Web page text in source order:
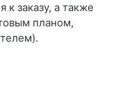
к заказу, а также
планом,